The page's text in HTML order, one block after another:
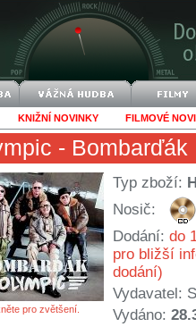
KNIŽNÍ NOVINKY FILMOVÉ
- Bombarďák
pro zvětšení.
Typ zboží:
Nosič:
Dodání: do
pro bližší
dodání)
Vydavatel:
Vydáno: